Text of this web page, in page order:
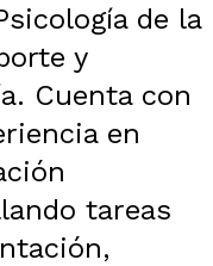
de la
y
Cuenta con
en
tareas